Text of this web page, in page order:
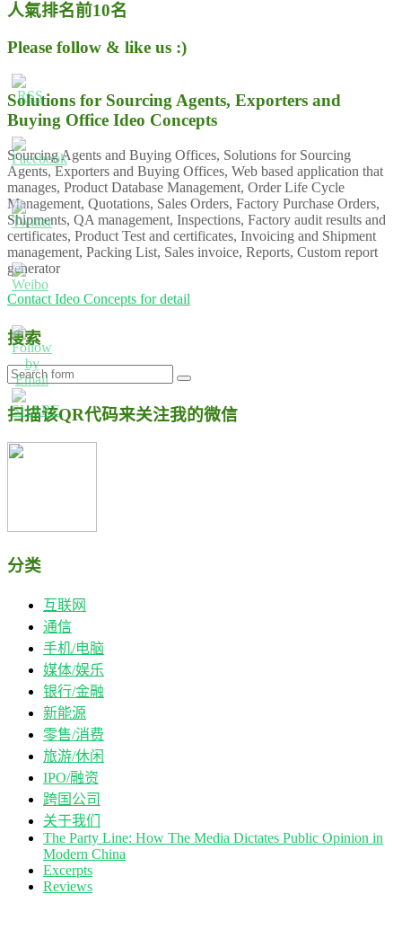
人氣排名前10名
Please follow & like us :)
Solutions for Sourcing Agents, Exporters and
Buying Office Ideo Concepts
Sourcing Agents and Buying Offices, Solutions for Sourcing
Agents, Exporters and Buying Offices, Web based application that
manages, Product Database Management, Order Life Cycle
Management, Quotations, Sales Orders, Factory Purchase Orders,
Shipments, QA management, Inspections, Factory audit results and
certificates, Product Test and certificates, Invoicing and Shipment
management, Packing List, Sales invoice, Reports, Custom report
generator
Contact Ideo Concepts for detail
搜索
扫描该QR代码来关注我的微信
分类
互联网
通信
手机/电脑
媒体/娱乐
银行/金融
新能源
零售/消费
旅游/休闲
IPO/融资
跨国公司
关于我们
The Party Line: How The Media Dictates Public Opinion in
Modern China
Excerpts
Reviews